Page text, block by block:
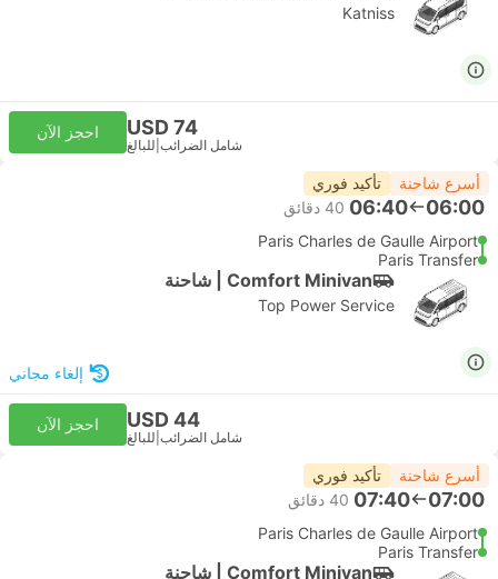
Katniss
USD 74
شامل الضرائب للبالغ
احجز الآن
أسرع شاحنة تأكيد فوري
06:00
06:40 ‫40 دقائق
Paris Charles de Gaulle Airport
Paris Transfer
Comfort Minivan | شاحنة
Top Power Service
إلغاء مجاني
USD 44
شامل الضرائب للبالغ
احجز الآن
أسرع شاحنة تأكيد فوري
07:00
07:40 ‫40 دقائق
Paris Charles de Gaulle Airport
Paris Transfer
Comfort Minivan | شاحنة